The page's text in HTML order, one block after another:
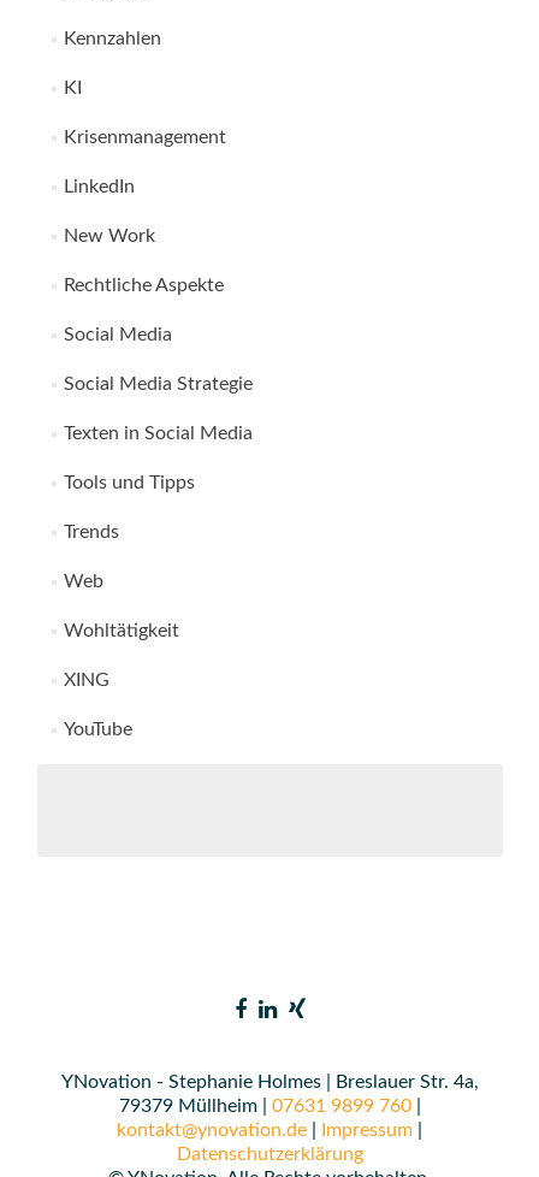
Kennzahlen
KI
Krisenmanagement
LinkedIn
New Work
Rechtliche Aspekte
Social Media
Social Media Strategie
Texten in Social Media
Tools und Tipps
Trends
Web
Wohltätigkeit
XING
YouTube
YNovation - Stephanie Holmes | Breslauer Str. 4a,
79379 Müllheim | 07631 9899 760|
kontakt@ynovation.de
Impressum
Datenschutzerklärung